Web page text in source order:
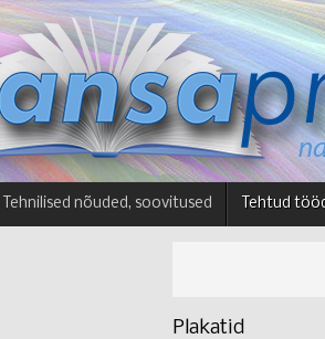
Tehnilised nõuded, soovitused Tehtud
Plakatid